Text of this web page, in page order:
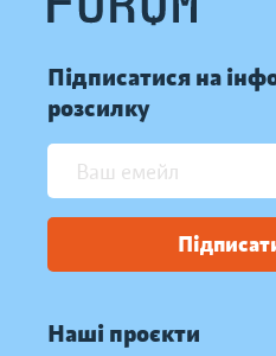
Підписатися на
розсилку
Наші проєкти